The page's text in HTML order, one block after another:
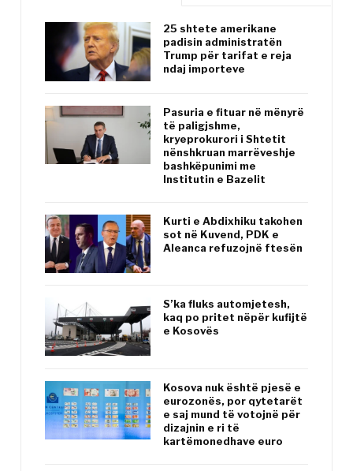
25 shtete amerikane
padisin administratën
Trump për tarifat e reja
ndaj importeve
Pasuria e fituar në mënyrë
të paligjshme,
kryeprokurori i Shtetit
nënshkruan marrëveshje
bashkëpunimi me
Institutin e Bazelit
Kurti e Abdixhiku takohen
sot në Kuvend, PDK e
Aleanca refuzojnë ftesën
S’ka fluks automjetesh,
kaq po pritet nëpër kufijtë
e Kosovës
Kosova nuk është pjesë e
eurozonës, por qytetarët
e saj mund të votojnë për
dizajnin e ri të
kartëmonedhave euro